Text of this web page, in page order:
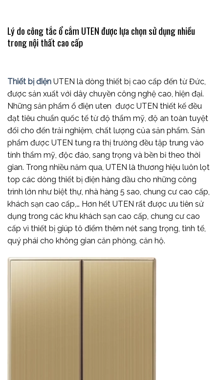
Lý do công tắc ổ cắm UTEN được lựa chọn sử dụng nhiều
trong nội thất cao cấp
Thiết bị điện UTEN là dòng thiết bị cao cấp đến từ Đức,
được sản xuất với dây chuyền công nghệ cao, hiện đại.
Những sản phẩm ổ điện uten được UTEN thiết kế đều
đạt tiêu chuẩn quốc tế từ độ thẩm mỹ, độ an toàn tuyệt
đối cho đến trải nghiệm, chất lượng của sản phẩm. Sản
phẩm được UTEN tung ra thị trường đều tập trung vào
tính thẩm mỹ, độc đáo, sang trọng và bền bỉ theo thời
gian. Trong nhiều năm qua, UTEN là thương hiệu luôn lọt
top các dòng thiết bị điện hàng đầu cho những công
trình lớn như biệt thự, nhà hàng 5 sao, chung cư cao cấp,
khách sạn cao cấp,… Hơn hết UTEN rất được ưu tiên sử
dụng trong các khu khách sạn cao cấp, chung cư cao
cấp vì thiết bị giúp tô điểm thêm nét sang trọng, tinh tế,
quý phái cho không gian căn phòng, căn hộ.